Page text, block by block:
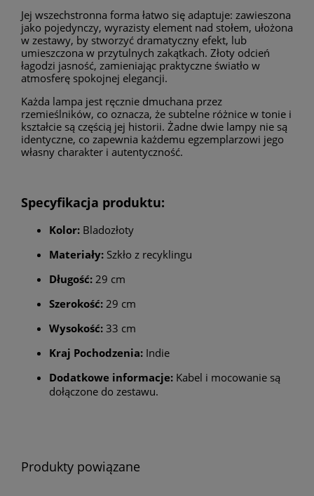
Jej wszechstronna forma łatwo się adaptuje: zawieszona
jako pojedynczy, wyrazisty element nad stołem, ułożona
w zestawy, by stworzyć dramatyczny efekt, lub
umieszczona w przytulnych zakątkach. Złoty odcień
łagodzi jasność, zamieniając praktyczne światło w
atmosferę spokojnej elegancji.
Każda lampa jest ręcznie dmuchana przez
rzemieślników, co oznacza, że subtelne różnice w tonie i
kształcie są częścią jej historii. Żadne dwie lampy nie są
identyczne, co zapewnia każdemu egzemplarzowi jego
własny charakter i autentyczność.
Specyfikacja produktu:
Kolor: Bladozłoty
Materiały: Szkło z recyklingu
Długość: 29 cm
Szerokość: 29 cm
Wysokość: 33 cm
Kraj Pochodzenia: Indie
Dodatkowe informacje: Kabel i mocowanie są
dołączone do zestawu.
Produkty powiązane